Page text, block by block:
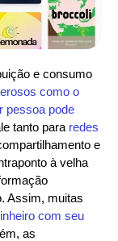
e consumo
como o
pessoa pode
tanto para redes
e
à velha
Assim, muitas
com seu
as